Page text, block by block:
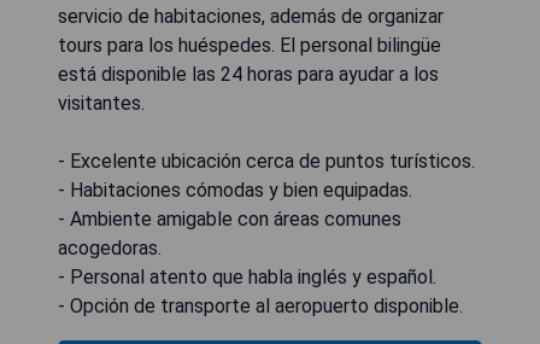
servicio de habitaciones, además de organizar
tours para los huéspedes. El personal bilingüe
está disponible las 24 horas para ayudar a los
visitantes.
- Excelente ubicación cerca de puntos turísticos.
- Habitaciones cómodas y bien equipadas.
- Ambiente amigable con áreas comunes
acogedoras.
- Personal atento que habla inglés y español.
- Opción de transporte al aeropuerto disponible.